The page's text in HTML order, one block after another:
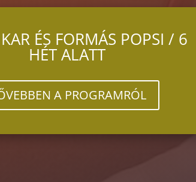
KAR ÉS FORMÁS POPSI / 6
HÉT ALATT
A PROGRAMRÓL